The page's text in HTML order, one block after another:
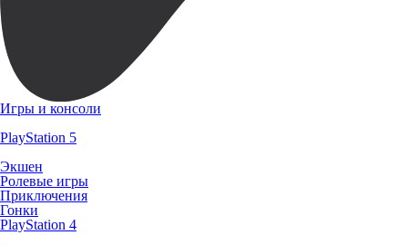
Игры и консоли
PlayStation 5
Экшен
Ролевые игры
Приключения
Гонки
PlayStation 4